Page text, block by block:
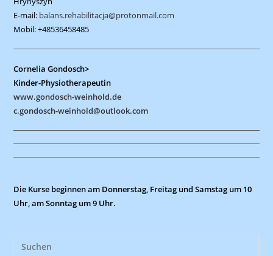
E-mail: balans.rehabilitacja@protonmail.com
Mobil: +48536458485
Cornelia Gondosch>
Kinder-Physiotherapeutin
www.gondosch-weinhold.de
c.gondosch-weinhold@outlook.com
Die Kurse beginnen am Donnerstag, Freitag und Samstag um 10
Uhr, am Sonntag um 9 Uhr.